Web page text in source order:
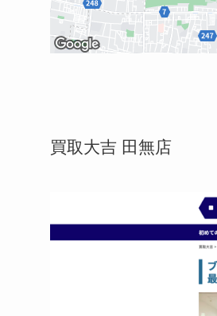
買取大吉 田無店